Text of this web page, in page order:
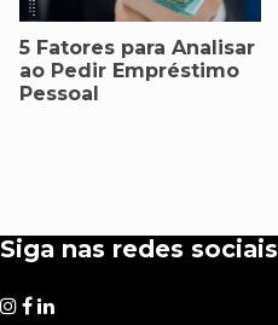
5 Fatores para Analisar
ao Pedir Empréstimo
Pessoal
Siga nas redes sociais